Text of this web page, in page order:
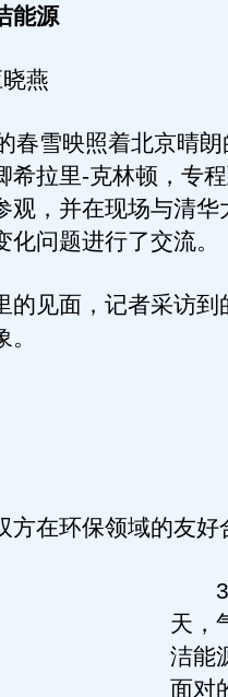
能源
燕
雪映照着北京晴朗
希拉里-克林顿，专
观，并在现场与清华
问题进行了交流。
见面，记者采访到
在环保领域的友好
30
天，
洁能
面对